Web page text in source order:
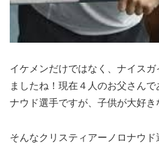
イケメンだけではなく、ナイスガ
ましたね！現在４人のお父さん
ナウド選手ですが、子供が大好き
そんなクリスティアーノロナウ